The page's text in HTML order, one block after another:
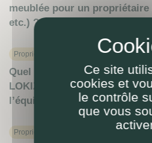
meublée pour un propriétaire
etc.) ?
Proprietaire
Quel coût pour meubler ma
LOKIZI peut-elle assurer
l’équipement mobilier à ma
Proprietaire
Ce site
cookies et
le contrôle
que vous